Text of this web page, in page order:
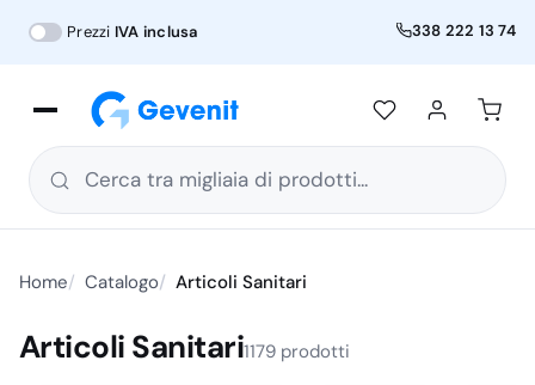
Prezzi IVA inclusa 338 222 13 74
Cerca tra migliaia di prodotti...
Home Catalogo Articoli Sanitari
Articoli Sanitari1179 prodotti